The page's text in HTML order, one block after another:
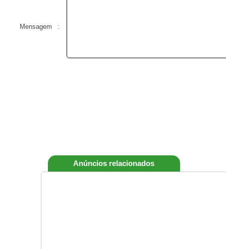
Mensagem :
Anúncios relacionados